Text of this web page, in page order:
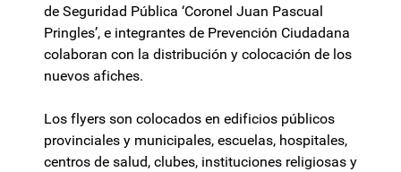
de Seguridad Pública ‘Coronel Juan Pascual
Pringles’, e integrantes de Prevención Ciudadana
colaboran con la distribución y colocación de los
nuevos afiches.
Los flyers son colocados en edificios públicos
provinciales y municipales, escuelas, hospitales,
centros de salud, clubes, instituciones religiosas y